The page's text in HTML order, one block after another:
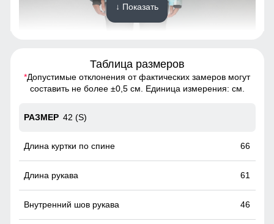
Ткань костюма обработана водоотталкивающей
пропиткой снаружи и антибактериальной внутри.
Водонепроницаемая мембрана обеспечивает
дожде и оперативно отводит влагу от тела наружу,
не страшен.
Съемный ветрозащитный капюшон
Капюшон - регулировка объема дает возможность
сделать капюшон более эргономичным и комфортным. В
ряде моделей горнолыжных курток капюшон бывает
↓ Показать
Таблица размеров
*Допустимые отклонения от фактических замеров могут
составить не более ±0,5 см. Единица измерения: см.
42 (S)
66
61
46